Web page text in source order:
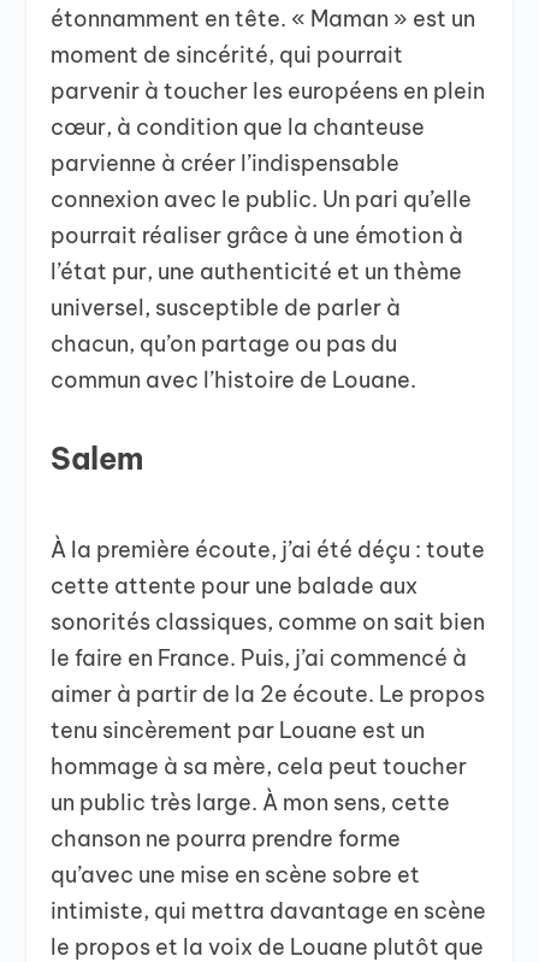
étonnamment en tête. « Maman » est un
moment de sincérité, qui pourrait
parvenir à toucher les européens en plein
cœur, à condition que la chanteuse
parvienne à créer l’indispensable
connexion avec le public. Un pari qu’elle
pourrait réaliser grâce à une émotion à
l’état pur, une authenticité et un thème
universel, susceptible de parler à
chacun, qu’on partage ou pas du
commun avec l’histoire de Louane.
Salem
À la première écoute, j’ai été déçu : toute
cette attente pour une balade aux
sonorités classiques, comme on sait bien
le faire en France. Puis, j’ai commencé à
aimer à partir de la 2e écoute. Le propos
tenu sincèrement par Louane est un
hommage à sa mère, cela peut toucher
un public très large. À mon sens, cette
chanson ne pourra prendre forme
qu’avec une mise en scène sobre et
intimiste, qui mettra davantage en scène
le propos et la voix de Louane plutôt que